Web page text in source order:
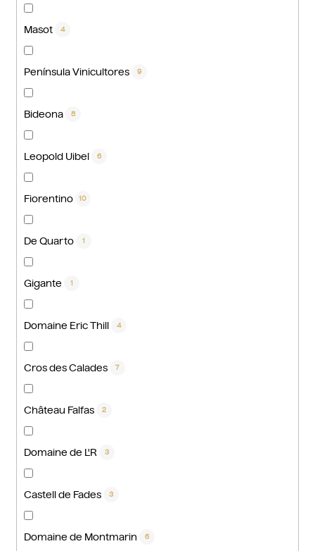
Masot 4
Península Vinicultores 9
Bideona 8
Leopold Uibel 6
Fiorentino 10
De Quarto 1
Gigante 1
Domaine Eric Thill 4
Cros des Calades 7
Château Falfas 2
Domaine de L'R 3
Castell de Fades 3
Domaine de Montmarin 6